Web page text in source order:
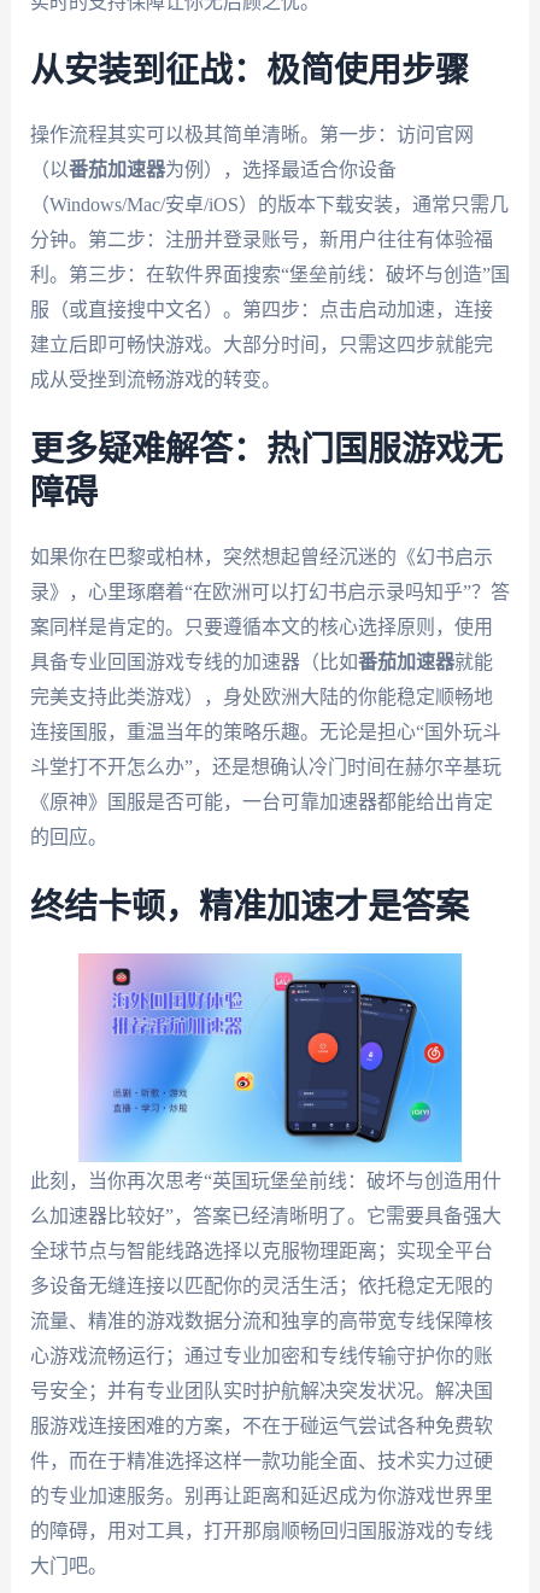
从安装到征战：极简使用步骤
操作流程其实可以极其简单清晰。第一步：访问官网
（以番茄加速器为例），选择最适合你设备
（Windows/Mac/安卓/iOS）的版本下载安装，通常只需几
分钟。第二步：注册并登录账号，新用户往往有体验福
利。第三步：在软件界面搜索“堡垒前线：破坏与创造”国
服（或直接搜中文名）。第四步：点击启动加速，连接
建立后即可畅快游戏。大部分时间，只需这四步就能完
成从受挫到流畅游戏的转变。
更多疑难解答：热门国服游戏无
障碍
如果你在巴黎或柏林，突然想起曾经沉迷的《幻书启示
录》，心里琢磨着“在欧洲可以打幻书启示录吗知乎”？答
案同样是肯定的。只要遵循本文的核心选择原则，使用
具备专业回国游戏专线的加速器（比如番茄加速器就能
完美支持此类游戏），身处欧洲大陆的你能稳定顺畅地
连接国服，重温当年的策略乐趣。无论是担心“国外玩斗
斗堂打不开怎么办”，还是想确认冷门时间在赫尔辛基玩
《原神》国服是否可能，一台可靠加速器都能给出肯定
的回应。
终结卡顿，精准加速才是答案
此刻，当你再次思考“英国玩堡垒前线：破坏与创造用什
么加速器比较好”，答案已经清晰明了。它需要具备强大
全球节点与智能线路选择以克服物理距离；实现全平台
多设备无缝连接以匹配你的灵活生活；依托稳定无限的
流量、精准的游戏数据分流和独享的高带宽专线保障核
心游戏流畅运行；通过专业加密和专线传输守护你的账
号安全；并有专业团队实时护航解决突发状况。解决国
服游戏连接困难的方案，不在于碰运气尝试各种免费软
件，而在于精准选择这样一款功能全面、技术实力过硬
的专业加速服务。别再让距离和延迟成为你游戏世界里
的障碍，用对工具，打开那扇顺畅回归国服游戏的专线
大门吧。